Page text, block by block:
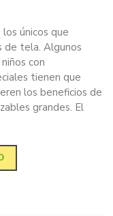
únicos que
de tela. Algunos
con
tienen que
los beneficios de
grandes. El